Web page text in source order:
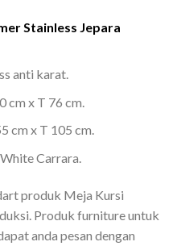
Stainless Jepara
anti karat.
cm x T 76 cm.
cm x T 105 cm.
Carrara.
produk Meja Kursi
Produk furniture untuk
anda pesan dengan